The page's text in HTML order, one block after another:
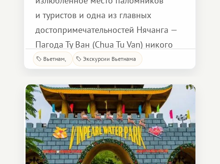
и туристов и одна из главных
достопримечательностей Нячанга —
Пагода Ту Ван (Chua Tu Van) никого
не оставит равнодушным!
различных статуй божеств
и животных, красочных алтарей для
подношений. Всё пропитано духом
буддизма, спокойствием
и умиротворением.
Вьетнам Экскурсии Вьетнама